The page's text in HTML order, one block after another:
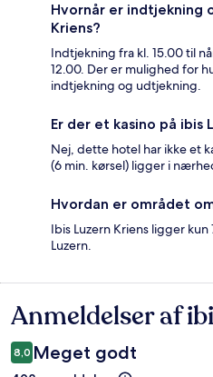
Hvornår er indtjekning
Kriens?
Indtjekning fra kl. 15.00 til
12.00. Der er mulighed for
indtjekning og udtjekning.
Er der et kasino på ibis
Nej, dette hotel har ikke et
(6 min. kørsel) ligger i
Hvordan er området
Ibis Luzern Kriens ligger
Luzern.
Anmeldelser
Anmeldelser af
8,0 Meget godt